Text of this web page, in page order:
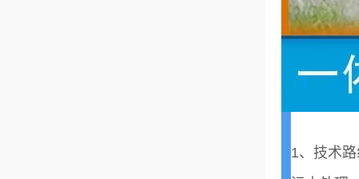
1、技术